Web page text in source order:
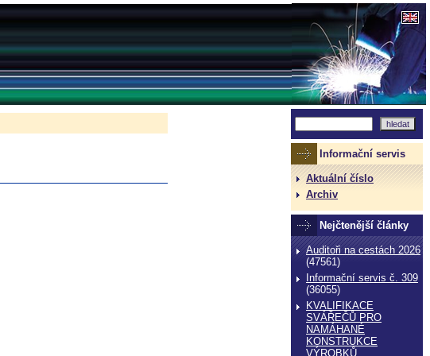
Informační servis
Aktuální číslo
Archiv
Nejčtenější články
Auditoři na cestách 2026
(47561)
Informační servis č. 309
(36055)
KVALIFIKACE
SVÁŘEČŮ PRO
NAMÁHANÉ
KONSTRUKCE
VÝROBKŮ,